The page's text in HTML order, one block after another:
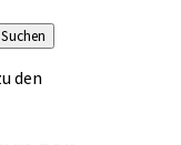
Suchen
den